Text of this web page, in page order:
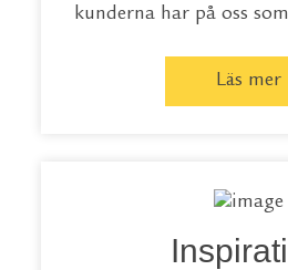
kunderna har på oss
Läs mer